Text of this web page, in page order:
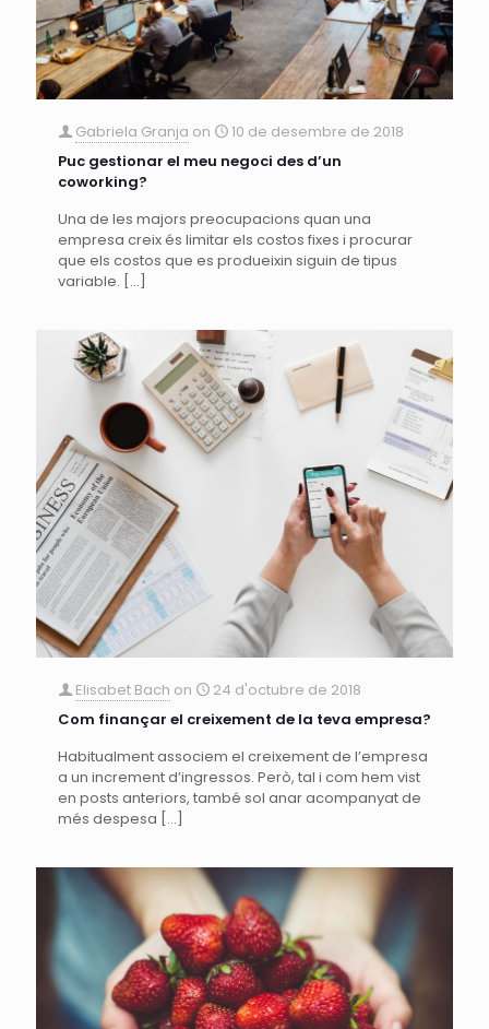
Gabriela Granja on
10 de desembre de 2018
Puc gestionar el meu negoci des d’un
coworking?
Una de les majors preocupacions quan una
empresa creix és limitar els costos fixes i procurar
que els costos que es produeixin siguin de tipus
variable. […]
Elisabet Bach on
24 d'octubre de 2018
Com finançar el creixement de la teva empresa?
Habitualment associem el creixement de l’empresa
a un increment d’ingressos. Però, tal i com hem vist
en posts anteriors, també sol anar acompanyat de
més despesa […]